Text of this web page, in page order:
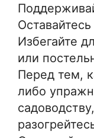
Избегайте
или
Перед тем,
либо